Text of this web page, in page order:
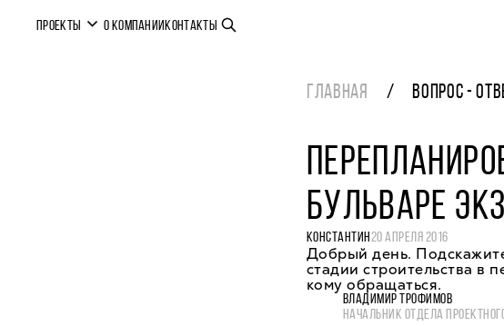
ПРОЕКТЫ О КОМПАНИИКОНТАКТЫ
ГЛАВНАЯ ВОПРОС -
БУЛЬВАРЕ
КОНСТАНТИН20 АПРЕЛЯ 2016
Добрый день.
стадии строительства в
кому обращаться.
ВЛАДИМИР ТРОФИМОВ
НАЧАЛЬНИК ОТДЕЛА